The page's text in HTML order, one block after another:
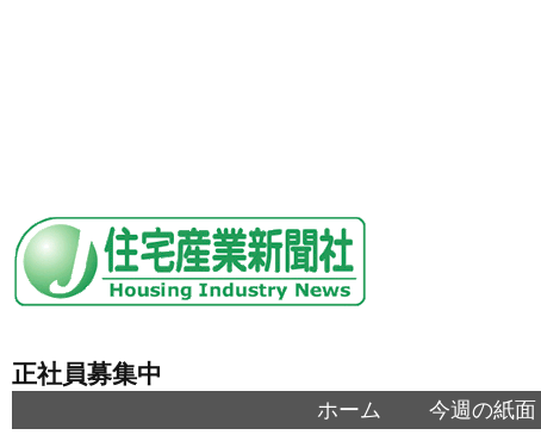
正社員募集中
ホーム 今週の紙面